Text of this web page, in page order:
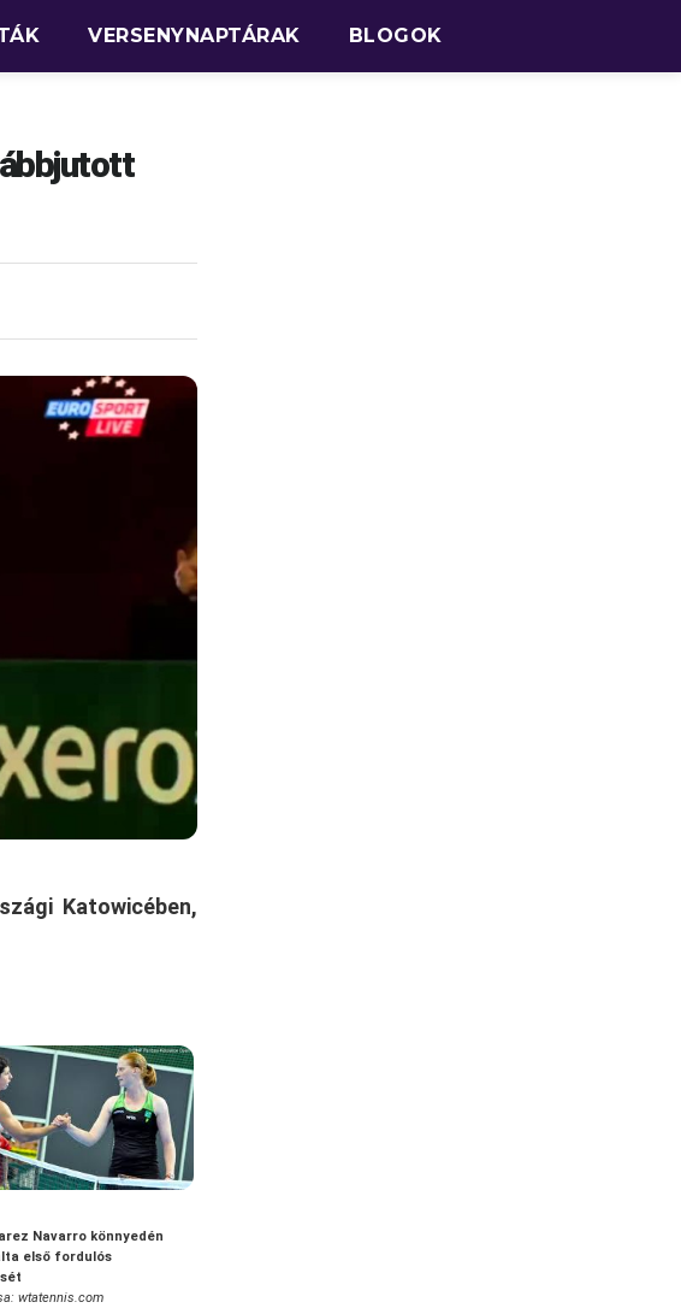
VERSENYNAPTÁRAK BLOGOK
Katowicében,
Navarro könnyedén
első fordulós
wtatennis.com